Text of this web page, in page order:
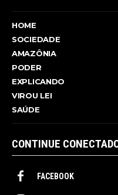
HOME
SOCIEDADE
AMAZÔNIA
PODER
EXPLICANDO
VIROU LEI
SAÚDE
CONTINUE
FACEBOOK